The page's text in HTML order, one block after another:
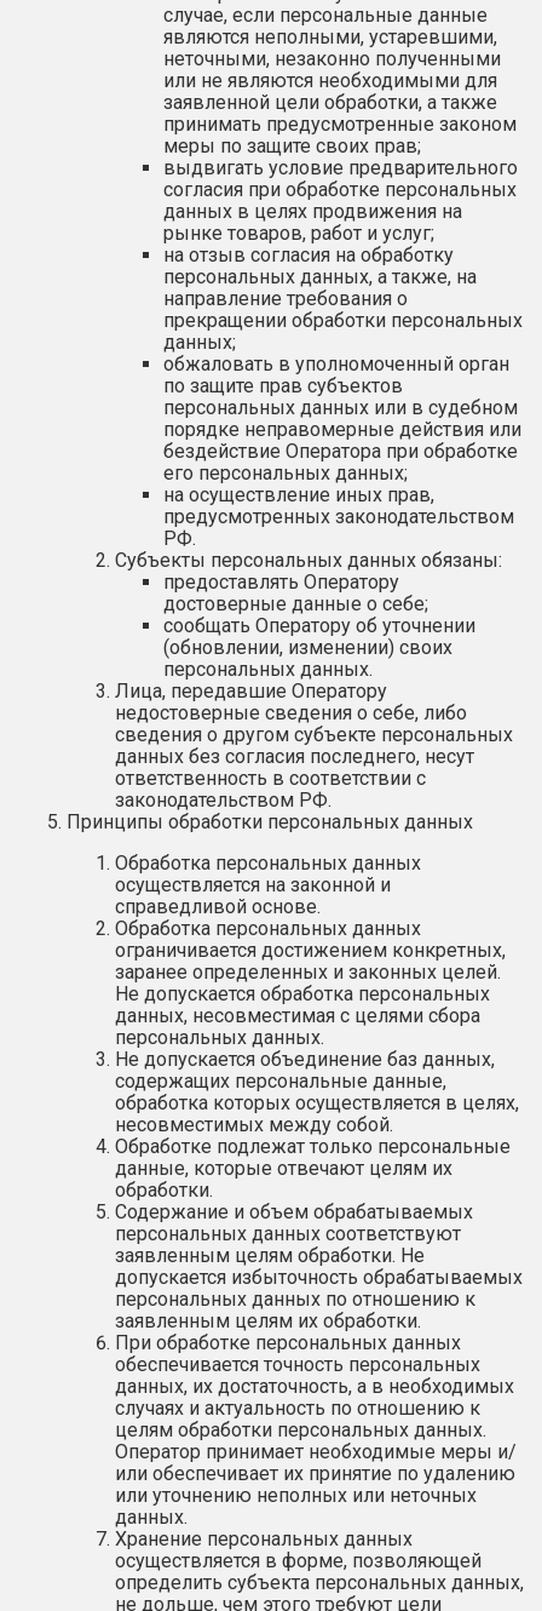
случае, если персональные данные
являются неполными, устаревшими,
неточными, незаконно полученными
или не являются необходимыми для
заявленной цели обработки, а также
принимать предусмотренные законом
меры по защите своих прав;
выдвигать условие предварительного
согласия при обработке персональных
данных в целях продвижения на
рынке товаров, работ и услуг;
на отзыв согласия на обработку
персональных данных, а также, на
направление требования о
прекращении обработки персональных
данных;
обжаловать в уполномоченный орган
по защите прав субъектов
персональных данных или в судебном
порядке неправомерные действия или
бездействие Оператора при обработке
его персональных данных;
на осуществление иных прав,
предусмотренных законодательством
РФ.
Субъекты персональных данных обязаны:
предоставлять Оператору
достоверные данные о себе;
сообщать Оператору об уточнении
(обновлении, изменении) своих
персональных данных.
Лица, передавшие Оператору
недостоверные сведения о себе, либо
сведения о другом субъекте персональных
данных без согласия последнего, несут
ответственность в соответствии с
законодательством РФ.
Принципы обработки персональных данных
Обработка персональных данных
осуществляется на законной и
справедливой основе.
Обработка персональных данных
ограничивается достижением конкретных,
заранее определенных и законных целей.
Не допускается обработка персональных
данных, несовместимая с целями сбора
персональных данных.
Не допускается объединение баз данных,
содержащих персональные данные,
обработка которых осуществляется в целях,
несовместимых между собой.
Обработке подлежат только персональные
данные, которые отвечают целям их
обработки.
Содержание и объем обрабатываемых
персональных данных соответствуют
заявленным целям обработки. Не
допускается избыточность обрабатываемых
персональных данных по отношению к
заявленным целям их обработки.
При обработке персональных данных
обеспечивается точность персональных
данных, их достаточность, а в необходимых
случаях и актуальность по отношению к
целям обработки персональных данных.
Оператор принимает необходимые меры и/
или обеспечивает их принятие по удалению
или уточнению неполных или неточных
данных.
Хранение персональных данных
осуществляется в форме, позволяющей
определить субъекта персональных данных,
не дольше, чем этого требуют цели